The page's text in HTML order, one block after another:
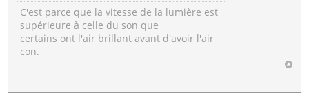
C'est parce que la vitesse de la lumière est
supérieure à celle du son que
certains ont l'air brillant avant d'avoir l'air
con.